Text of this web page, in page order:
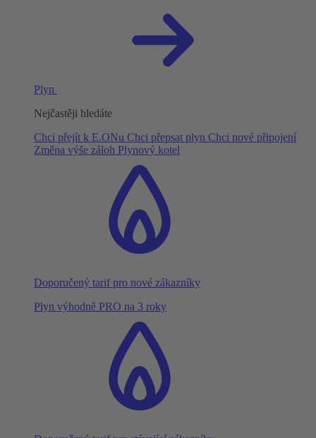
Plyn
Nejčastěji hledáte
Chci přejít k E.ONu Chci přepsat plyn Chci nové připojení
Změna výše záloh Plynový kotel
Doporučený tarif pro nové zákazníky
Plyn výhodně PRO na 3 roky